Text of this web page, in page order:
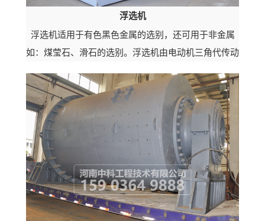
浮选机
浮选机适用于有色黑色金属的选别，还可用于非金属
如：煤莹石、滑石的选别。浮选机由电动机三角代传动
足的空气与矿浆混合，一方面搅拌矿...